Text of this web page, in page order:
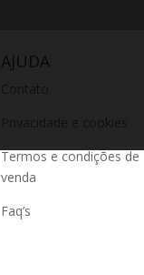
AJUDA
Termos e condições de
venda
Faq’s